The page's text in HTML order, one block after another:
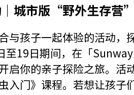
城市版“野外生存营”
与孩子一起体验的活动，
至19日期间，在「
启你的亲子探险之旅。活
入门》课程。若想让孩子